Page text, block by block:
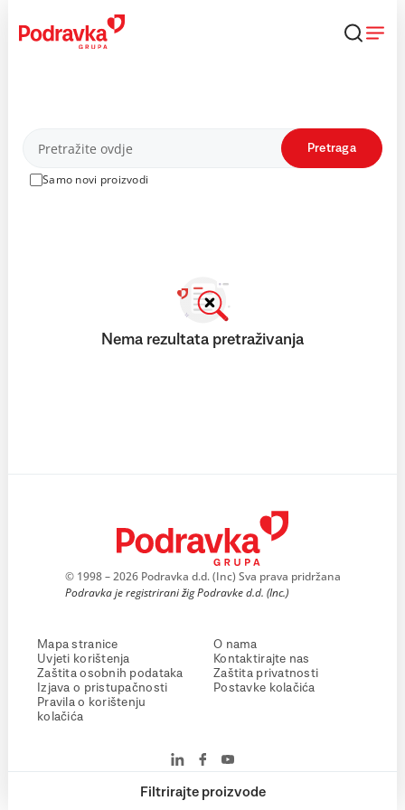
content
Proizvodi
Samo novi proizvodi
Pretraga
Filtrirajte proizvode
Nema rezultata pretraživanja
© 1998 – 2026 Podravka d.d. (Inc) Sva prava pridržana
Podravka je registrirani žig Podravke d.d. (Inc.)
Mapa stranice
Uvjeti korištenja
Zaštita osobnih podataka
Izjava o pristupačnosti
Pravila o korištenju
kolačića
O nama
Kontaktirajte nas
Zaštita privatnosti
Postavke kolačića